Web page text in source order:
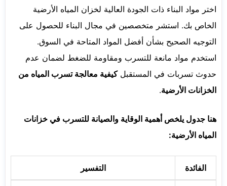
اختر مواد البناء ذات الجودة العالية لخزان المياه الأرضية
الخاص بك. استشر متخصصين في مجال البناء للحصول على
التوجيه الصحيح بشأن أفضل المواد المتاحة في السوق.
استخدم مواد مانعة للتسرب ومقاومة للضغط لضمان عدم
حدوث تسربات في المستقبلكيفية معالجة تسرب المياه من
الخزانات الأرضية.
هنا جدول يلخص أهمية الوقاية والصيانة للتسرب في خزانات
المياه الأرضية:
الفائدة التفسير